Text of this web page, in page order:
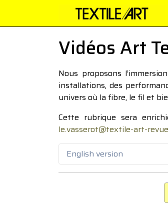
Vidéos Art
Nous proposons
installations, des
univers où la fibre, le fil et
Cette rubrique sera
le.vasserot@textile-art-
English version